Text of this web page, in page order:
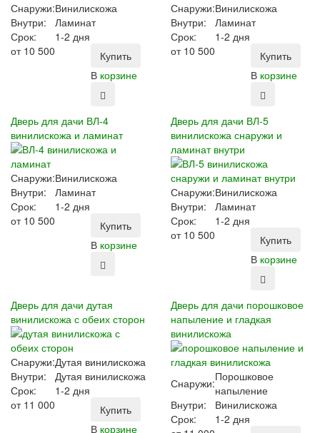
Снаружи:Винилискожа
Внутри:
Ламинат
Срок:
1-2 дня
от10 500
Купить
В корзине
Снаружи:Винилискожа
Внутри:
Ламинат
Срок:
1-2 дня
от10 500
Купить
В корзине
Дверь для дачи ВЛ-4
винилискожа и ламинат
Снаружи:Винилискожа
Внутри:
Ламинат
Срок:
1-2 дня
от10 500
Купить
В корзине
Дверь для дачи ВЛ-5
винилискожа снаружи и
ламинат внутри
Снаружи:Винилискожа
Внутри:
Ламинат
Срок:
1-2 дня
от10 500
Купить
В корзине
Дверь для дачи дутая
винилискожа с обеих сторон
Снаружи:Дутая винилискожа
Внутри:
Дутая винилискожа
Срок:
1-2 дня
от11 000
Купить
В корзине
Дверь для дачи порошковое
напыление и гладкая
винилискожа
Снаружи:Порошковое
напыление
Внутри:
Винилискожа
Срок:
1-2 дня